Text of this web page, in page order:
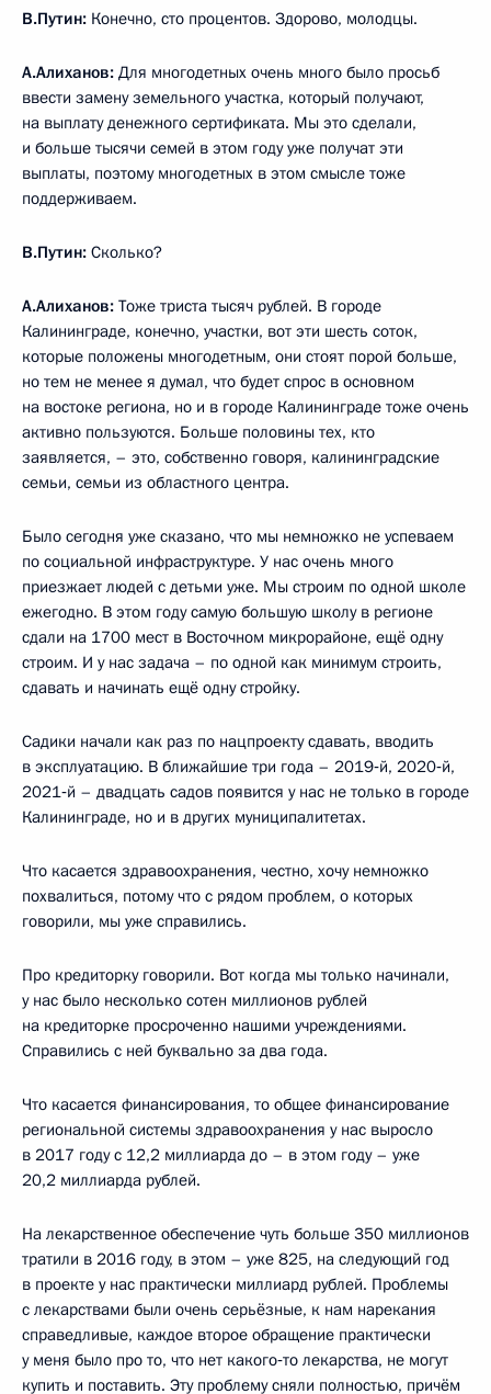
В.Путин: Конечно, сто процентов. Здорово, молодцы.
А.Алиханов: Для многодетных очень много было просьб
ввести замену земельного участка, который получают,
на выплату денежного сертификата. Мы это сделали,
и больше тысячи семей в этом году уже получат эти
выплаты, поэтому многодетных в этом смысле тоже
поддерживаем.
В.Путин: Сколько?
А.Алиханов: Тоже триста тысяч рублей. В городе
Калининграде, конечно, участки, вот эти шесть соток,
которые положены многодетным, они стоят порой больше,
но тем не менее я думал, что будет спрос в основном
на востоке региона, но и в городе Калининграде тоже очень
активно пользуются. Больше половины тех, кто
заявляется, – это, собственно говоря, калининградские
семьи, семьи из областного центра.
Было сегодня уже сказано, что мы немножко не успеваем
по социальной инфраструктуре. У нас очень много
приезжает людей с детьми уже. Мы строим по одной школе
ежегодно. В этом году самую большую школу в регионе
сдали на 1700 мест в Восточном микрорайоне, ещё одну
строим. И у нас задача – по одной как минимум строить,
сдавать и начинать ещё одну стройку.
Садики начали как раз по нацпроекту сдавать, вводить
в эксплуатацию. В ближайшие три года – 2019‑й, 2020‑й,
2021‑й – двадцать садов появится у нас не только в городе
Калининграде, но и в других муниципалитетах.
Что касается здравоохранения, честно, хочу немножко
похвалиться, потому что с рядом проблем, о которых
говорили, мы уже справились.
Про кредиторку говорили. Вот когда мы только начинали,
у нас было несколько сотен миллионов рублей
на кредиторке просроченно нашими учреждениями.
Справились с ней буквально за два года.
Что касается финансирования, то общее финансирование
региональной системы здравоохранения у нас выросло
в 2017 году с 12,2 миллиарда до – в этом году – уже
20,2 миллиарда рублей.
На лекарственное обеспечение чуть больше 350 миллионов
тратили в 2016 году, в этом – уже 825, на следующий год
в проекте у нас практически миллиард рублей. Проблемы
с лекарствами были очень серьёзные, к нам нарекания
справедливые, каждое второе обращение практически
у меня было про то, что нет какого‑то лекарства, не могут
купить и поставить. Эту проблему сняли полностью, причём